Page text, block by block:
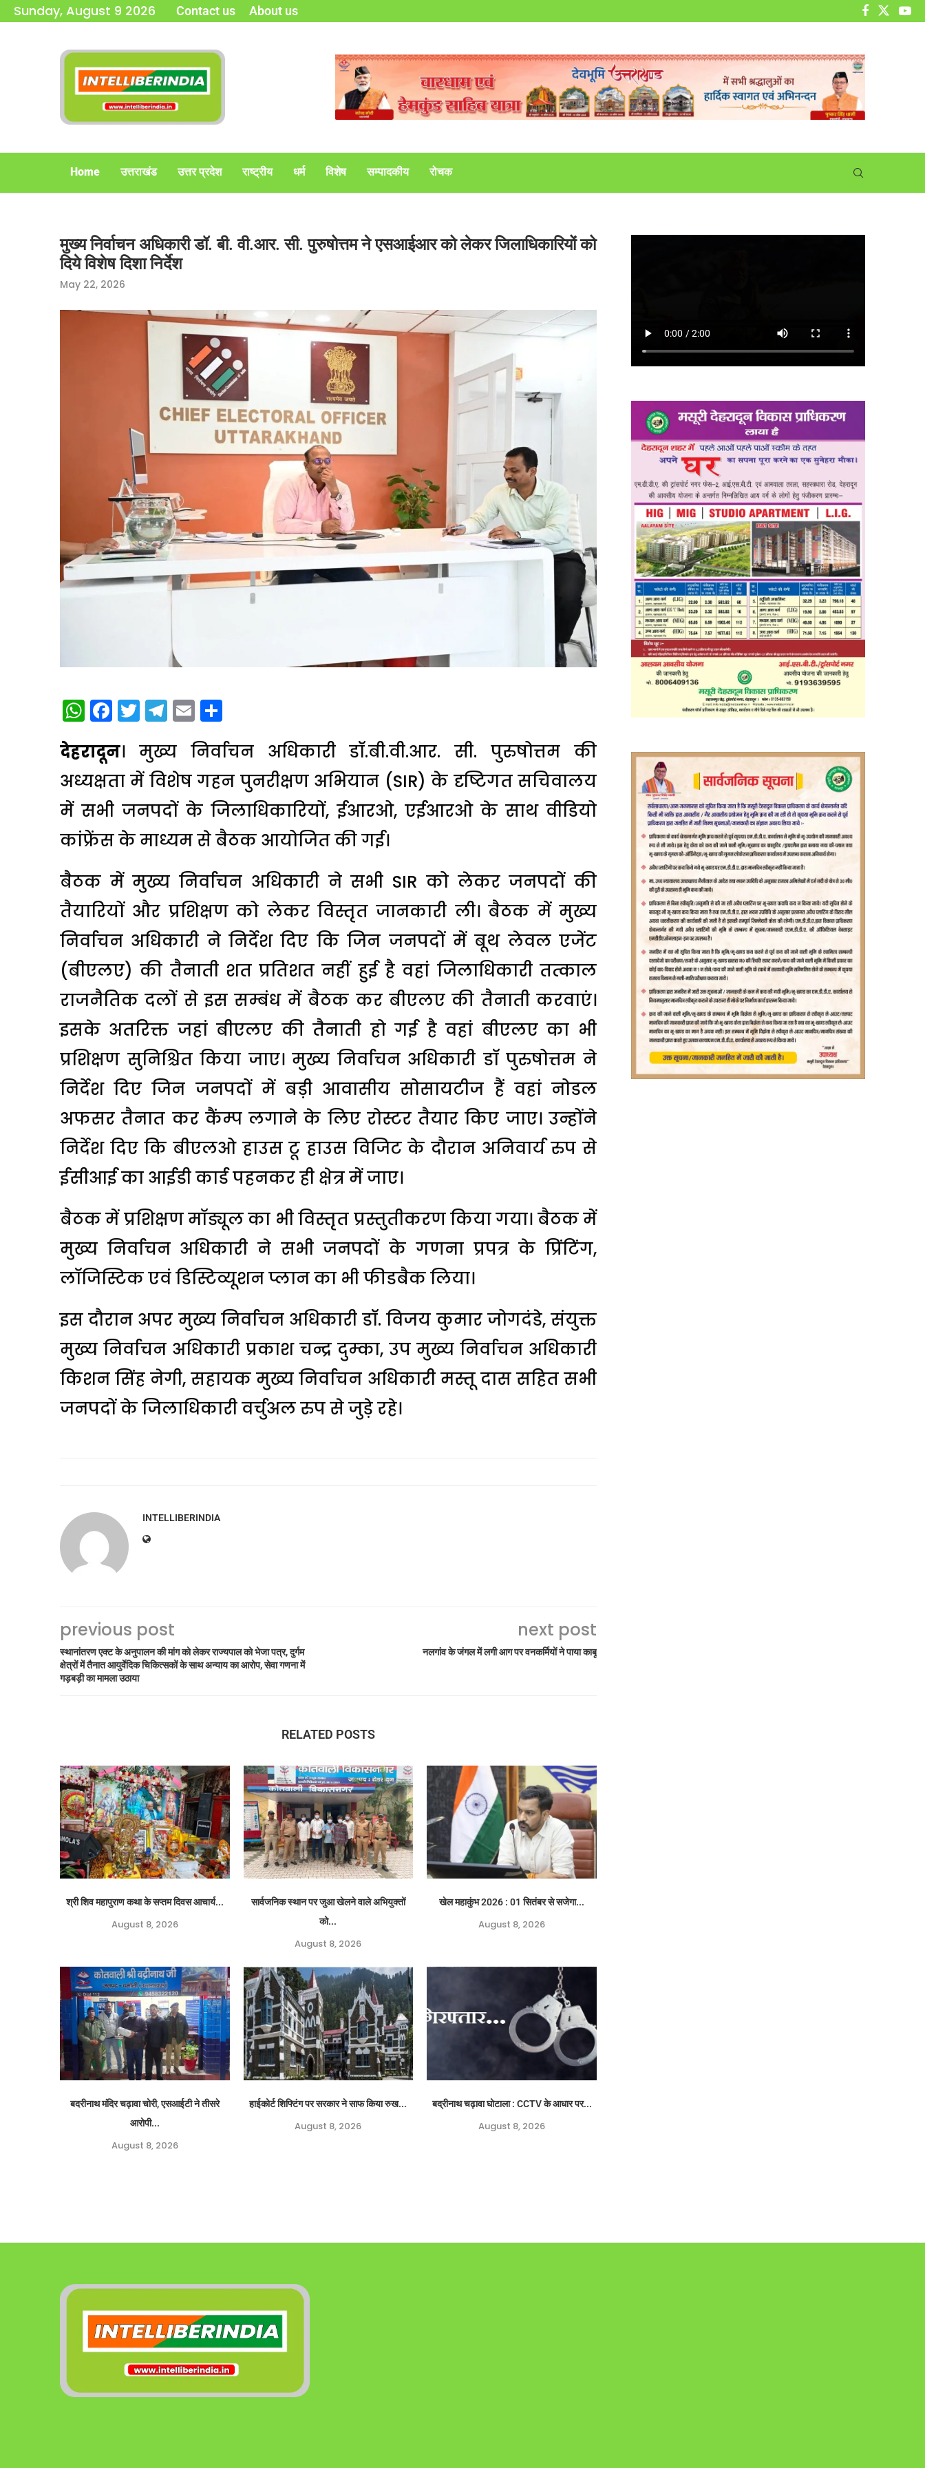
Sunday, August 9 2026 Contact us About us
Home उत्तराखंड उत्तर प्रदेश राष्ट्रीय धर्म विशेष सम्पादकीय रोचक
मुख्य निर्वाचन अधिकारी डॉ. बी. वी.आर. सी. पुरुषोत्तम ने एसआईआर को लेकर जिलाधिकारियों को
दिये विशेष दिशा निर्देश
May 22, 2026
WhatsApp
Facebook
Twitter
Telegram
Email
देहरादून। मुख्य निर्वाचन अधिकारी डॉ.बी.वी.आर. सी. पुरुषोत्तम की
अध्यक्षता में विशेष गहन पुनरीक्षण अभियान (SIR) के दृष्टिगत सचिवालय
में सभी जनपदों के जिलाधिकारियों, ईआरओ, एईआरओ के साथ वीडियो
कांफ्रेंस के माध्यम से बैठक आयोजित की गई।
बैठक में मुख्य निर्वाचन अधिकारी ने सभी SIR को लेकर जनपदों की
तैयारियों और प्रशिक्षण को लेकर विस्तृत जानकारी ली। बैठक में मुख्य
निर्वाचन अधिकारी ने निर्देश दिए कि जिन जनपदों में बूथ लेवल एजेंट
(बीएलए) की तैनाती शत प्रतिशत नहीं हुई है वहां जिलाधिकारी तत्काल
राजनैतिक दलों से इस सम्बंध में बैठक कर बीएलए की तैनाती करवाएं।
इसके अतरिक्त जहां बीएलए की तैनाती हो गई है वहां बीएलए का भी
प्रशिक्षण सुनिश्चित किया जाए। मुख्य निर्वाचन अधिकारी डाॅ पुरुषोत्तम ने
निर्देश दिए जिन जनपदों में बड़ी आवासीय सोसायटीज हैं वहां नोडल
अफसर तैनात कर कैंम्प लगाने के लिए रोस्टर तैयार किए जाए। उन्होंने
निर्देश दिए कि बीएलओ हाउस टू हाउस विजिट के दौरान अनिवार्य रुप से
ईसीआई का आईडी कार्ड पहनकर ही क्षेत्र में जाए।
बैठक में प्रशिक्षण माॅड्यूल का भी विस्तृत प्रस्तुतीकरण किया गया। बैठक में
मुख्य निर्वाचन अधिकारी ने सभी जनपदों के गणना प्रपत्र के प्रिंटिंग,
लाॅजिस्टिक एवं डिस्टिव्यूशन प्लान का भी फीडबैक लिया।
इस दौरान अपर मुख्य निर्वाचन अधिकारी डॉ. विजय कुमार जोगदंडे, संयुक्त
मुख्य निर्वाचन अधिकारी प्रकाश चन्द्र दुम्का, उप मुख्य निर्वाचन अधिकारी
किशन सिंह नेगी, सहायक मुख्य निर्वाचन अधिकारी मस्तू दास सहित सभी
जनपदों के जिलाधिकारी वर्चुअल रुप से जुड़े रहे।
INTELLIBERINDIA
previous post
स्थानांतरण एक्ट के अनुपालन की मांग को लेकर राज्यपाल को भेजा पत्र, दुर्गम
क्षेत्रों में तैनात आयुर्वेदिक चिकित्सकों के साथ अन्याय का आरोप, सेवा गणना में
गड़बड़ी का मामला उठाया
next post
नलगांव के जंगल में लगी आग पर वनकर्मियों ने पाया काबू
RELATED POSTS
श्री शिव महापुराण कथा के सप्तम दिवस आचार्य...
August 8, 2026
सार्वजनिक स्थान पर जुआ खेलने वाले अभियुक्तों
को...
August 8, 2026
खेल महाकुंभ 2026 : 01 सितंबर से सजेगा...
August 8, 2026
बदरीनाथ मंदिर चढ़ावा चोरी, एसआईटी ने तीसरे
आरोपी...
August 8, 2026
हाईकोर्ट शिफ्टिंग पर सरकार ने साफ किया रुख...
August 8, 2026
बद्रीनाथ चढ़ावा घोटाला : CCTV के आधार पर...
August 8, 2026